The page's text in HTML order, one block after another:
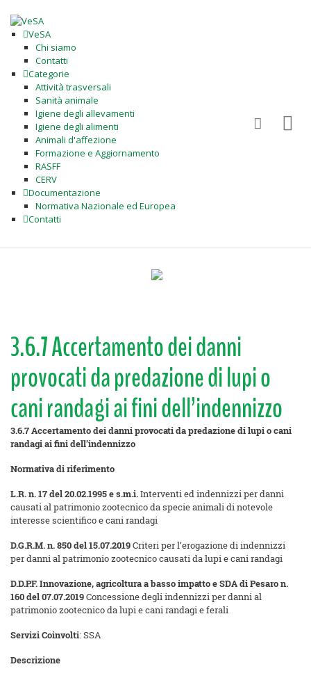
VeSA
Chi siamo
Contatti
Categorie
Attività trasversali
Sanità animale
Igiene degli allevamenti
Igiene degli alimenti
Animali d'affezione
Formazione e Aggiornamento
RASFF
CERV
Documentazione
Normativa Nazionale ed Europea
Contatti
3.6.7 Accertamento dei danni
provocati da predazione di lupi o
cani randagi ai fini dell’indennizzo
3.6.7 Accertamento dei danni provocati da predazione di lupi o cani
randagi ai fini dell’indennizzo
Normativa di riferimento
L.R. n. 17 del 20.02.1995 e s.m.i.Interventi ed indennizzi per danni
causati al patrimonio zootecnico da specie animali di notevole
interesse scientifico e cani randagi
D.G.R.M. n. 850 del 15.07.2019Criteri per l’erogazione di indennizzi
per danni al patrimonio zootecnico causati da lupi e cani randagi
D.D.P.F. Innovazione, agricoltura a basso impatto e SDA di Pesaro n.
160 del 07.07.2019Concessione degli indennizzi per danni al
patrimonio zootecnico da lupi e cani randagi e ferali
Servizi Coinvolti: SSA
Descrizione